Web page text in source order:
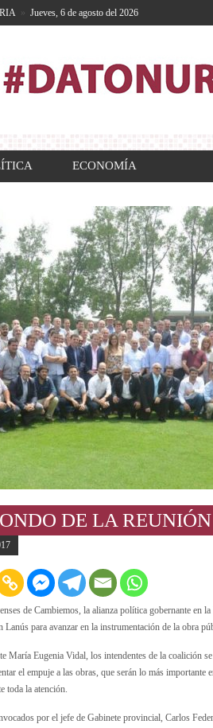
» Jueves, 6 de agosto del 2026
ECONOMÍA
DE LA
de Cambiemos, la alianza política gobernante en
Lanús para avanzar en la instrumentación de la obra
María Eugenia Vidal, los intendentes de la coalición
el empuje a las obras, que serán lo más importante
toda la atención.
por el jefe de Gabinete provincial, Carlos